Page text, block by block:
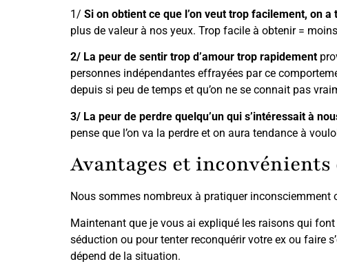
1/ Si on obtient ce que l’on veut trop facilement, on
plus de valeur à nos yeux. Trop facile à obtenir =
2/ La peur de sentir trop d’amour trop rapidement
personnes indépendantes effrayées par ce
depuis si peu de temps et qu’on ne se connait pas
3/ La peur de perdre quelqu’un qui s’intéressait à
pense que l’on va la perdre et on aura tendance à
Avantages et
Nous sommes nombreux à pratiquer inconsciemment
Maintenant que je vous ai expliqué les raisons qui
séduction ou pour tenter reconquérir votre ex ou faire
dépend de la situation.